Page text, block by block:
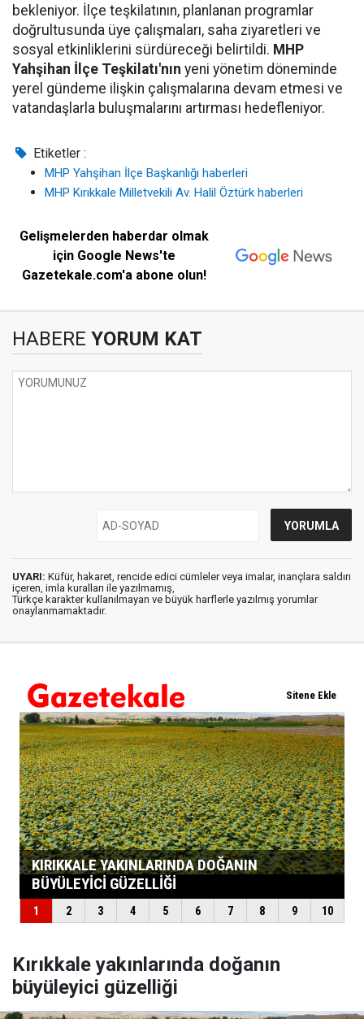
bekleniyor. İlçe teşkilatının, planlanan programlar
doğrultusunda üye çalışmaları, saha ziyaretleri ve
sosyal etkinliklerini sürdüreceği belirtildi. MHP
Yahşihan İlçe Teşkilatı'nın yeni yönetim döneminde
yerel gündeme ilişkin çalışmalarına devam etmesi ve
vatandaşlarla buluşmalarını artırması hedefleniyor.
Etiketler :
MHP Yahşihan İlçe Başkanlığı haberleri
MHP Kırıkkale Milletvekili Av. Halil Öztürk haberleri
Gelişmelerden haberdar olmak
için Google News'te
Gazetekale.com'a abone olun!
HABERE YORUM KAT
UYARI: Küfür, hakaret, rencide edici cümleler veya imalar, inançlara saldırı
içeren, imla kuralları ile yazılmamış,
Türkçe karakter kullanılmayan ve büyük harflerle yazılmış yorumlar
onaylanmamaktadır.
Kırıkkale yakınlarında doğanın
büyüleyici güzelliği